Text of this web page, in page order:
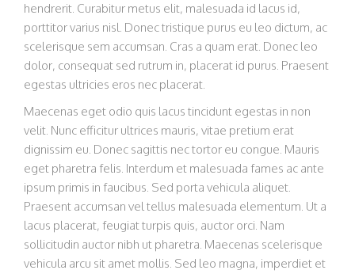
hendrerit. Curabitur metus elit, malesuada id lacus id,
porttitor varius nisl. Donec tristique purus eu leo dictum, ac
scelerisque sem accumsan. Cras a quam erat. Donec leo
dolor, consequat sed rutrum in, placerat id purus. Praesent
egestas ultricies eros nec placerat.
Maecenas eget odio quis lacus tincidunt egestas in non
velit. Nunc efficitur ultrices mauris, vitae pretium erat
dignissim eu. Donec sagittis nec tortor eu congue. Mauris
eget pharetra felis. Interdum et malesuada fames ac ante
ipsum primis in faucibus. Sed porta vehicula aliquet.
Praesent accumsan vel tellus malesuada elementum. Ut a
lacus placerat, feugiat turpis quis, auctor orci. Nam
sollicitudin auctor nibh ut pharetra. Maecenas scelerisque
vehicula arcu sit amet mollis. Sed leo magna, imperdiet et